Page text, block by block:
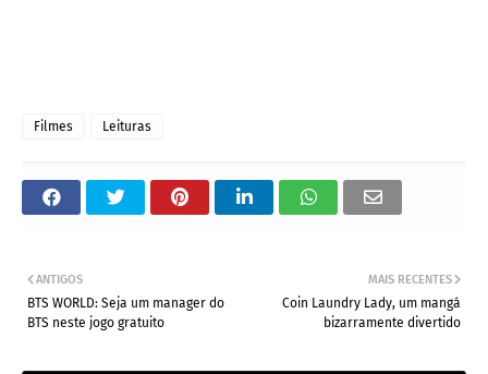
Filmes Leituras
MAIS RECENTES
Coin Laundry Lady, um mangá
bizarramente divertido
ANTIGOS
BTS WORLD: Seja um manager do
BTS neste jogo gratuito